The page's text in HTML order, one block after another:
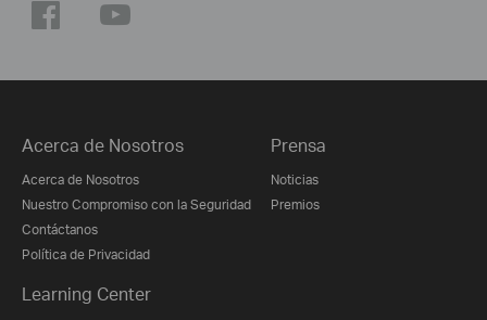
Acerca de Nosotros
Acerca de Nosotros
Nuestro Compromiso con la Seguridad
Contáctanos
Política de Privacidad
Prensa
Noticias
Premios
Learning Center